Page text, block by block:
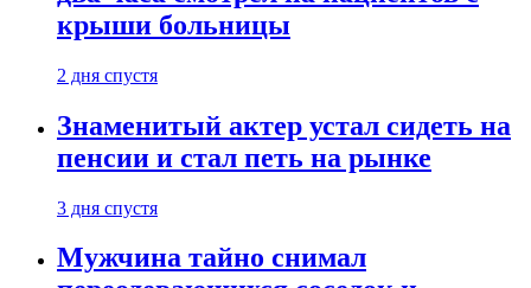
крыши больницы
2 дня спустя
Знаменитый актер устал сидеть на
пенсии и стал петь на рынке
3 дня спустя
Мужчина тайно снимал